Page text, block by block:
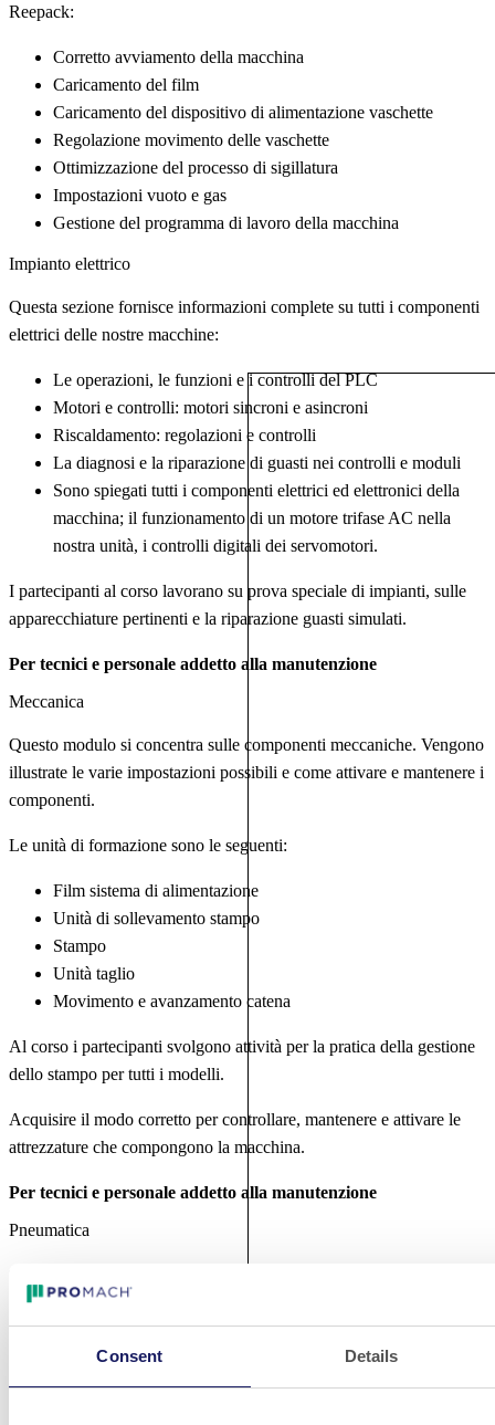
Consent Details
Reepack:
Corretto avviamento della macchina
Caricamento del film
Caricamento del dispositivo di alimentazione vaschette
Regolazione movimento delle vaschette
Ottimizzazione del processo di sigillatura
Impostazioni vuoto e gas
Gestione del programma di lavoro della macchina
Impianto elettrico
Questa sezione fornisce informazioni complete su tutti i componenti
elettrici delle nostre macchine:
Le operazioni, le funzioni e i controlli del PLC
Motori e controlli: motori sincroni e asincroni
Riscaldamento: regolazioni e controlli
La diagnosi e la riparazione di guasti nei controlli e moduli
Sono spiegati tutti i componenti elettrici ed elettronici della
macchina; il funzionamento di un motore trifase AC nella
nostra unità, i controlli digitali dei servomotori.
I partecipanti al corso lavorano su prova speciale di impianti, sulle
apparecchiature pertinenti e la riparazione guasti simulati.
Per tecnici e personale addetto alla manutenzione
Meccanica
Questo modulo si concentra sulle componenti meccaniche. Vengono
illustrate le varie impostazioni possibili e come attivare e mantenere i
componenti.
Le unità di formazione sono le seguenti:
Film sistema di alimentazione
Unità di sollevamento stampo
Stampo
Unità taglio
Movimento e avanzamento catena
Al corso i partecipanti svolgono attività per la pratica della gestione
dello stampo per tutti i modelli.
Acquisire il modo corretto per controllare, mantenere e attivare le
attrezzature che compongono la macchina.
Per tecnici e personale addetto alla manutenzione
Pneumatica
componenti che utilizzano aria compressa:
Spiegazione dettagliata del processo di sigillatura